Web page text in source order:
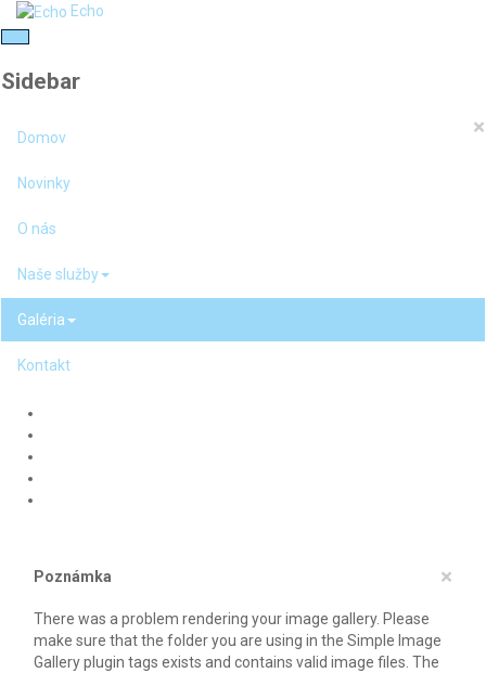
Echo
Sidebar
×
Domov
Novinky
O nás
Naše služby
Galéria
Kontakt
×
Poznámka
There was a problem rendering your image gallery. Please
make sure that the folder you are using in the Simple Image
Gallery plugin tags exists and contains valid image files. The